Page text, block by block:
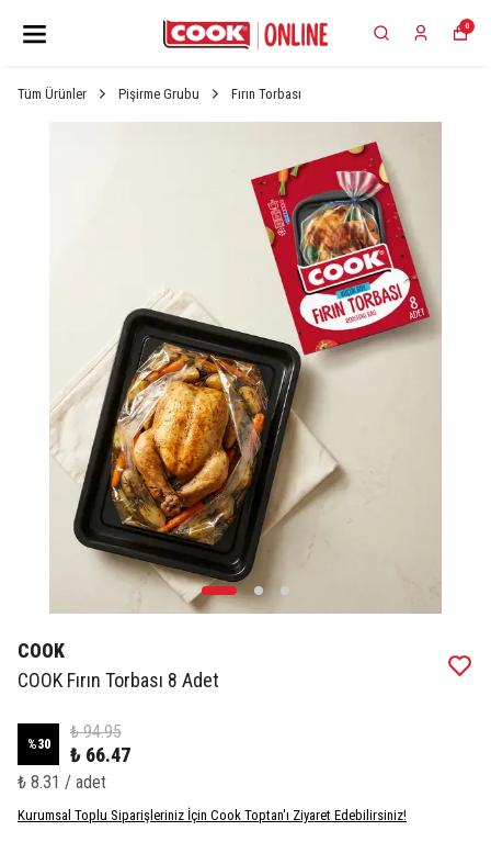
0
Tüm Ürünler Pişirme Grubu Fırın Torbası
COOK
COOK Fırın Torbası 8 Adet
%30
₺ 94.95
₺ 66.47
₺ 8.31 / adet
Kurumsal Toplu Siparişleriniz İçin Cook Toptan'ı Ziyaret Edebilirsiniz!